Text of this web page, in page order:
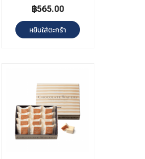
฿565.00
หยิบใส่ตะกร้า